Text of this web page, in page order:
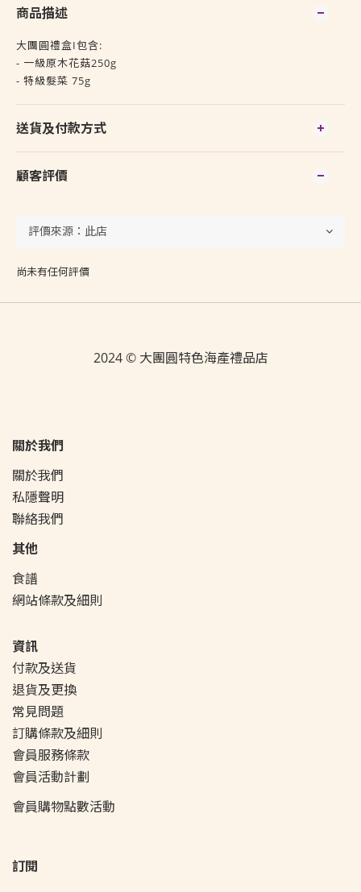
商品描述
大團圓禮盒I包含:
- 一級原木花菇250g
- 特級髮菜 75g
送貨及付款方式
顧客評價
尚未有任何評價
2024 © 大團圓特色海產禮品店
關於我們
關於我們
私隱聲明
聯絡我們
其他
食譜
網站條款及細則
資訊
付款及送貨
退貨及更換
常見問題
訂購條款及細則
會員服務條款
會員活動計劃
會員購物點數活動
訂閱